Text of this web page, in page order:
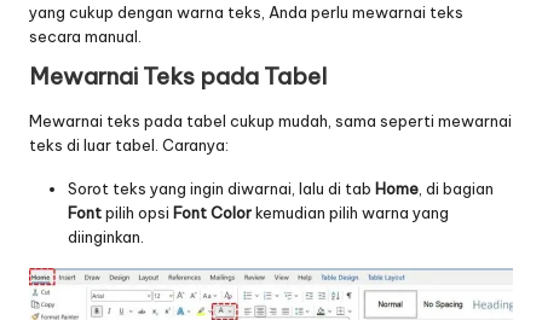
yang cukup dengan warna teks, Anda perlu mewarnai teks
secara manual.
Mewarnai Teks pada Tabel
Mewarnai teks pada tabel cukup mudah, sama seperti mewarnai
teks di luar tabel. Caranya:
Sorot teks yang ingin diwarnai, lalu di tab Home , di bagian
Fontpilih opsi Font Colorkemudian pilih warna yang
diinginkan.